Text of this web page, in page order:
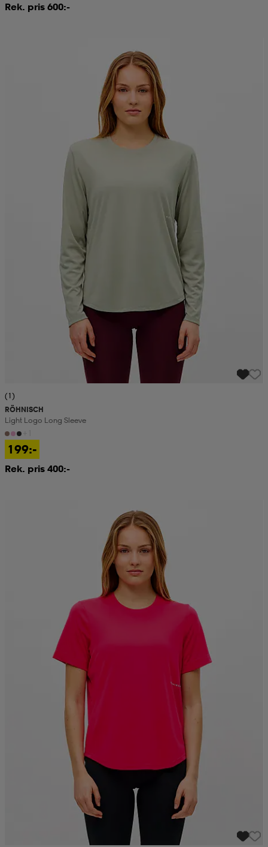
Rek. pris 600:-
(1)
RÖHNISCH
Light Logo Long Sleeve
199:-
Rek. pris 400:-